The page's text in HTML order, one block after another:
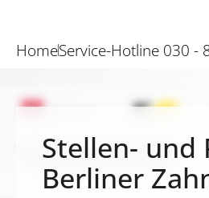
HomeService-Hotline 030 -
Stellen- und
Berliner